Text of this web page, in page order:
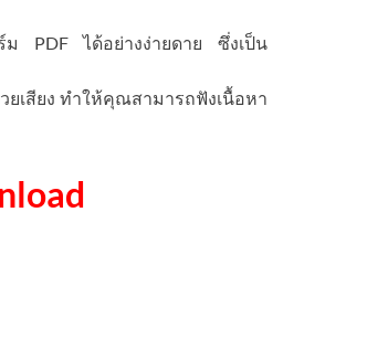
ม PDF ได้อย่างง่ายดาย ซึ่งเป็น
ยเสียง ทำให้คุณสามารถฟังเนื้อหา